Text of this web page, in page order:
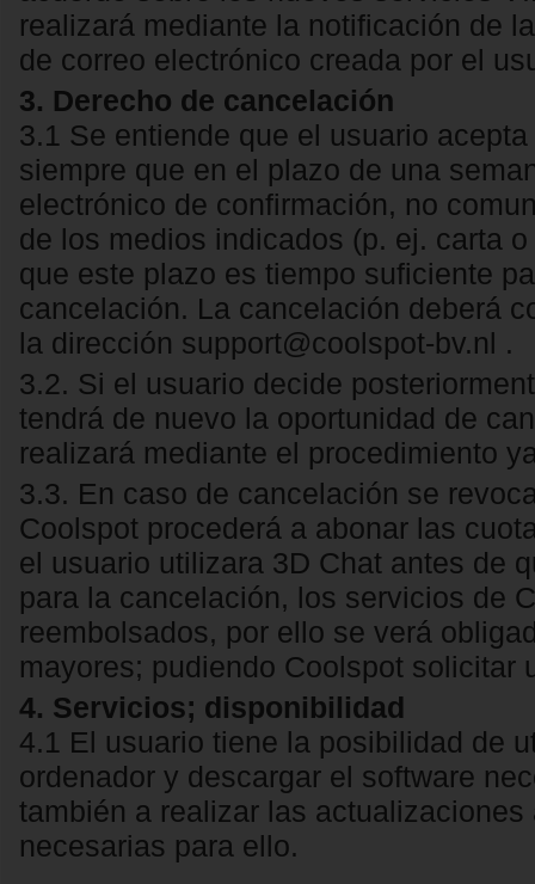
realizará mediante la notificación de
de correo electrónico creada por el
3. Derecho de cancelación
3.1 Se entiende que el usuario
siempre que en el plazo de una
electrónico de confirmación, no
de los medios indicados (p. ej. carta
que este plazo es tiempo suficiente
cancelación. La cancelación deberá
la dirección support@coolspot-bv.nl .
3.2. Si el usuario decide
tendrá de nuevo la oportunidad de
realizará mediante el procedimiento
3.3. En caso de cancelación se
Coolspot procederá a abonar las
el usuario utilizara 3D Chat antes de
para la cancelación, los servicios de
reembolsados, por ello se verá
mayores; pudiendo Coolspot solicitar
4. Servicios; disponibilidad
4.1 El usuario tiene la posibilidad de
ordenador y descargar el software
también a realizar las
necesarias para ello.